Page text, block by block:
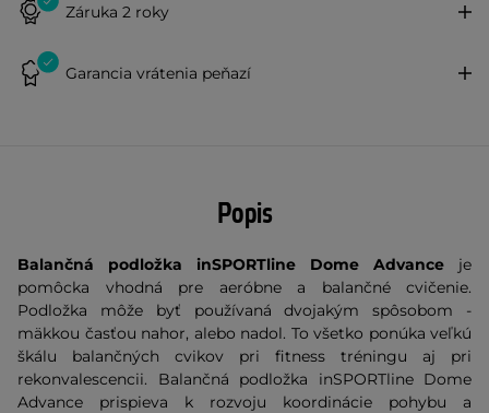
Záruka 2 roky
Garancia vrátenia peňazí
Popis
Balančná podložka inSPORTline Dome Advance je
pomôcka vhodná pre aeróbne a balančné cvičenie.
Podložka môže byť používaná dvojakým spôsobom -
mäkkou časťou nahor, alebo nadol. To všetko ponúka veľkú
škálu balančných cvikov pri fitness tréningu aj pri
rekonvalescencii. Balančná podložka inSPORTline Dome
Advance prispieva k rozvoju koordinácie pohybu a